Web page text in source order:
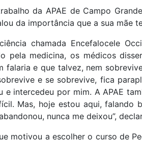
da APAE de Campo
da importância que a sua mãe
chamada Encefalocele
pela medicina, os médicos
falaria e que talvez, nem
e se sobrevive, fica
e intercedeu por mim. A APAE
Mas, hoje estou aqui, falando
nunca me deixou”,
motivou a escolher o curso de